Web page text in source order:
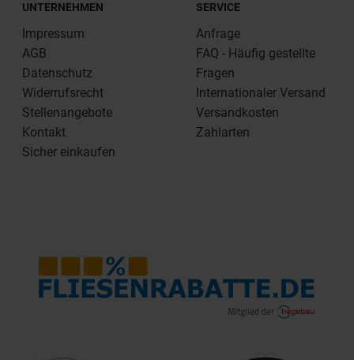
UNTERNEHMEN
Impressum
AGB
Datenschutz
Widerrufsrecht
Stellenangebote
Kontakt
Sicher einkaufen
SERVICE
Anfrage
FAQ - Häufig gestellte
Fragen
Internationaler Versand
Versandkosten
Zahlarten